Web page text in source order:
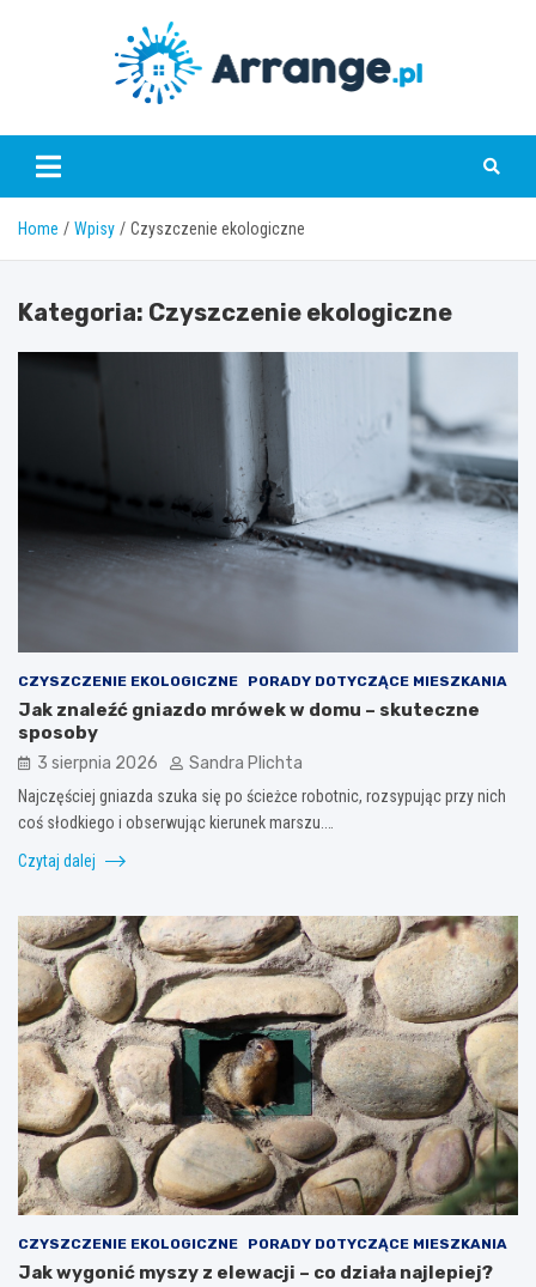
www.arrange.pl
Home Wpisy Czyszczenie ekologiczne
Kategoria: Czyszczenie ekologiczne
CZYSZCZENIE EKOLOGICZNE PORADY DOTYCZĄCE MIESZKANIA
Jak znaleźć gniazdo mrówek w domu – skuteczne
sposoby
3 sierpnia 2026 Sandra Plichta
Najczęściej gniazda szuka się po ścieżce robotnic, rozsypując przy nich
coś słodkiego i obserwując kierunek marszu.…
Czytaj dalej
CZYSZCZENIE EKOLOGICZNE PORADY DOTYCZĄCE MIESZKANIA
Jak wygonić myszy z elewacji – co działa najlepiej?